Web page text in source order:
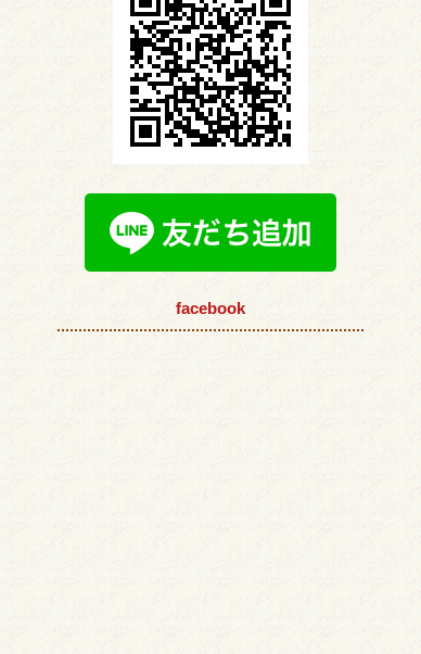
facebook